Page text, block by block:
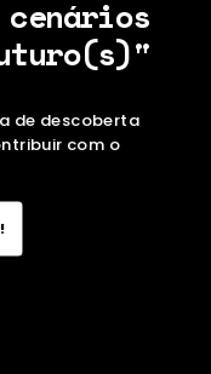
de descoberta
com o